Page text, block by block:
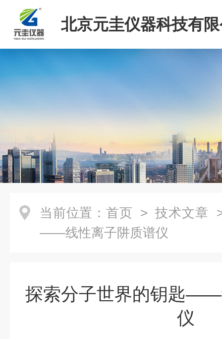
北京元圭仪器科技有
当前位置： 首页 > 技术文章
——线性离子阱质谱仪
探索分子世界的钥匙——
仪